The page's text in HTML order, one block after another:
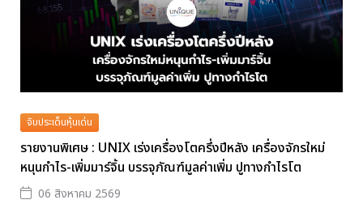
จับประเด็นหุ้นเด่น
รายงานพิเศษ : UNIX เร่งเครื่องโตครึ่งปีหลัง เครื่องจักรใหม่
หนุนกำไร-เพิ่มมาร์จิ้น บรรจุภัณฑ์มูลค่าเพิ่ม ปูทางกำไรโต
06 สิงหาคม 2569